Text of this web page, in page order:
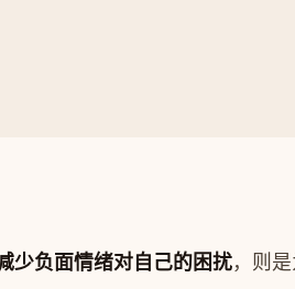
少负面情绪对自己的困扰，则